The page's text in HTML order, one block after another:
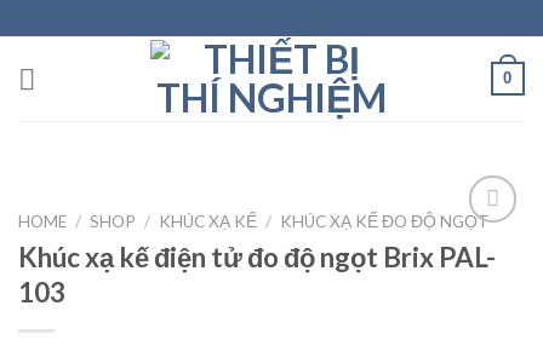
to
content
0
HOME / SHOP / KHÚC XẠ KẾ / KHÚC XẠ KẾ ĐO ĐỘ NGỌT
Khúc xạ kế điện tử đo độ ngọt Brix PAL-
103